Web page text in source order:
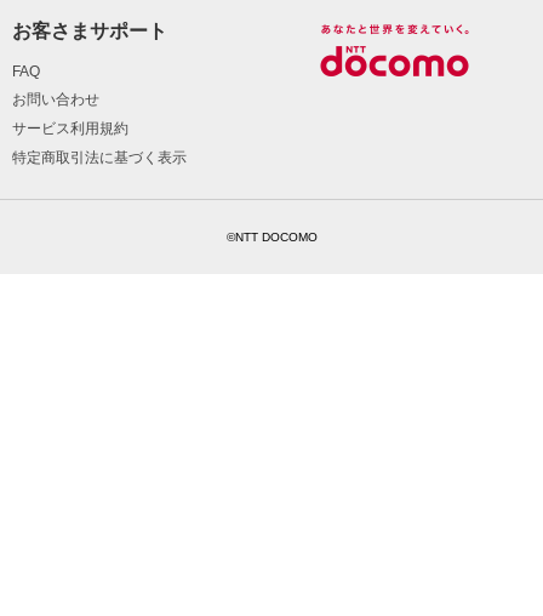
お客さまサポート
FAQ
お問い合わせ
サービス利用規約
特定商取引法に基づく表示
©NTT DOCOMO